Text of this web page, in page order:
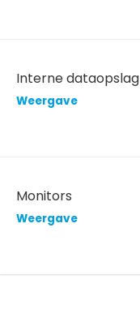
Interne dataopslag
Weergave
Monitors
Weergave